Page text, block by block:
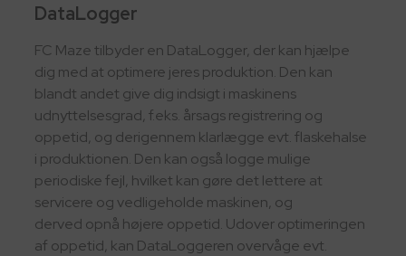
DataLogger
FC Maze tilbyder en DataLogger, der kan hjælpe
dig med at optimere jeres produktion. Den kan
blandt andet give dig indsigt i maskinens
udnyttelsesgrad, f.eks. årsags registrering og
oppetid, og derigennem klarlægge evt. flaskehalse
i produktionen. Den kan også logge mulige
periodiske fejl, hvilket kan gøre det lettere at
servicere og vedligeholde maskinen, og
derved opnå højere oppetid. Udover optimeringen
af oppetid, kan DataLoggeren overvåge evt.